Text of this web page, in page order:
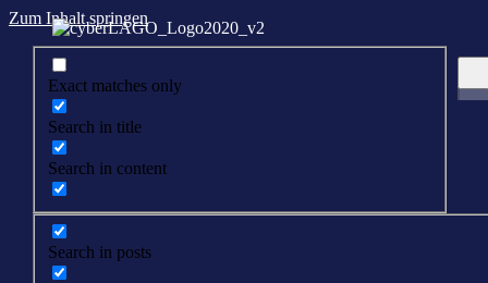
Zum Inhalt springen
Exact matches only
Search in title
Search in content
Search in posts